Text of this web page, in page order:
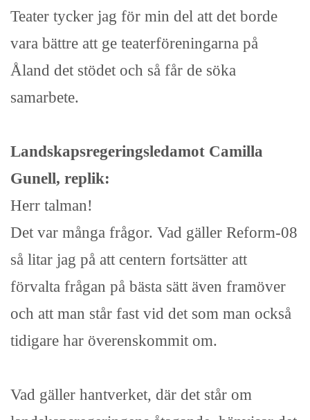
Teater tycker jag för min del att det borde
vara bättre att ge teaterföreningarna på
Åland det stödet och så får de söka
samarbete.
Landskapsregeringsledamot Camilla
Gunell, replik:
Herr talman!
Det var många frågor. Vad gäller Reform-08
så litar jag på att centern fortsätter att
förvalta frågan på bästa sätt även framöver
och att man står fast vid det som man också
tidigare har överenskommit om.
Vad gäller hantverket, där det står om